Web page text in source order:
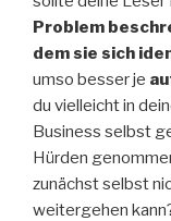
Problem
dem sie sich
umso besser je
du vielleicht in
Business selbst
Hürden
zunächst selbst
weitergehen